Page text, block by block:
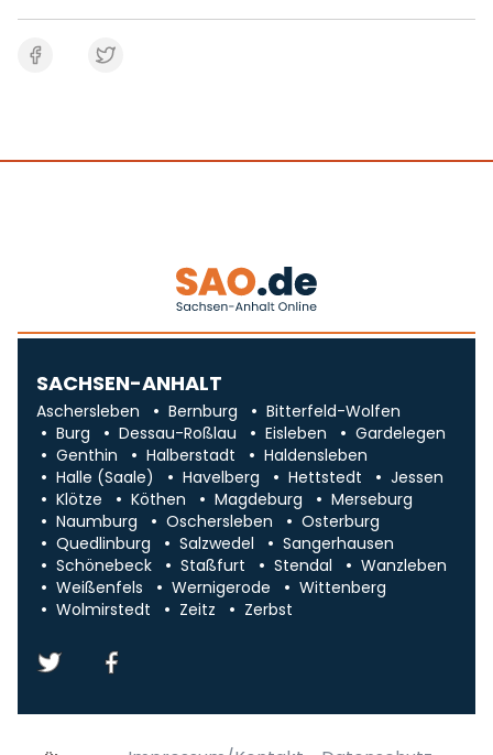
SACHSEN-ANHALT
Aschersleben Bernburg
Bitterfeld-Wolfen
Burg
Dessau-Roßlau Eisleben
Gardelegen
Genthin
Halberstadt
Haldensleben
Halle (Saale)
Havelberg Hettstedt
Jessen
Klötze
Köthen Magdeburg
Merseburg
Naumburg
Oschersleben
Osterburg
Quedlinburg
Salzwedel
Sangerhausen
Schönebeck
Staßfurt Stendal
Wanzleben
Weißenfels
Wernigerode
Wittenberg
Wolmirstedt
Zeitz Zerbst